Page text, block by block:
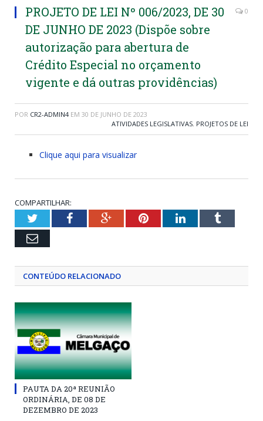
PROJETO DE LEI Nº 006/2023, DE 30
DE JUNHO DE 2023 (Dispõe sobre
autorização para abertura de
Crédito Especial no orçamento
vigente e dá outras providências)
0
POR CR2-ADMIN4 EM 30 DE JUNHO DE 2023
ATIVIDADES LEGISLATIVAS, PROJETOS DE LEI
Clique aqui para visualizar
COMPARTILHAR:
TwitterFacebookGoogle+PinterestLinkedInTumblr
Email
CONTEÚDO RELACIONADO
PAUTA DA 20ª REUNIÃO
ORDINÁRIA, DE 08 DE
DEZEMBRO DE 2023